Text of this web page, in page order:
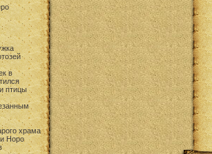
в
птицы
храма
Норо